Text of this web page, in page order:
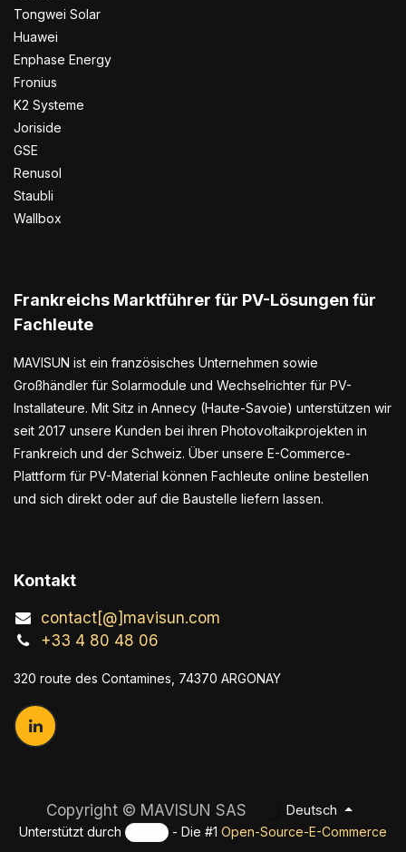
Tongwei Solar
Huawei
Enphase Energy
Fronius
K2 Systeme
Joriside
GSE
Renusol
Staubli
Wallbox
Frankreichs Marktführer für PV-Lösungen für
Fachleute
MAVISUN ist ein französisches Unternehmen sowie
Großhändler für Solarmodule und Wechselrichter für PV-
Installateure. Mit Sitz in Annecy (Haute-Savoie) unterstützen wir
seit 2017 unsere Kunden bei ihren Photovoltaikprojekten in
Frankreich und der Schweiz. Über unsere E-Commerce-
Plattform für PV-Material können Fachleute online bestellen
und sich direkt oder auf die Baustelle liefern lassen.
Kontakt
contact[@]mavisun.com
+33 4 80 48 06
320 route des Contamines, 74370 ARGONAY
Copyright © MAVISUN SAS Deutsch
Unterstützt durch - Die #1Open-Source-E-Commerce